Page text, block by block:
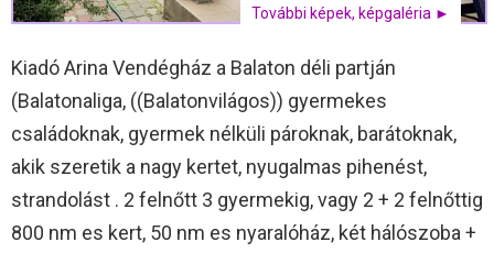
További képek, képgaléria ►
Kiadó Arina Vendégház a Balaton déli partján
(Balatonaliga, ((Balatonvilágos)) gyermekes
családoknak, gyermek nélküli pároknak, barátoknak,
akik szeretik a nagy kertet, nyugalmas pihenést,
strandolást . 2 felnőtt 3 gyermekig, vagy 2 + 2 felnőttig
800 nm es kert, 50 nm es nyaralóház, két hálószoba +